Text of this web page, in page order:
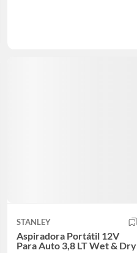
STANLEY
Aspiradora Portátil 12V
Para Auto 3,8 LT Wet & Dry